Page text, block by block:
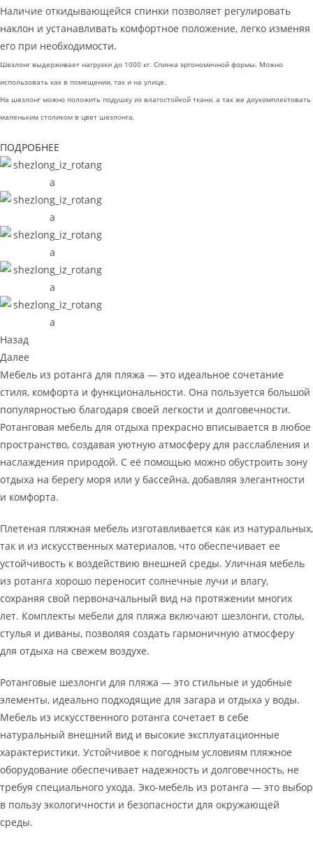
Наличие откидывающейся спинки позволяет регулировать
наклон и устанавливать комфортное положение, легко изменяя
его при необходимости.
Шезлонг выдерживает нагрузки до 1000 кг. Спинка эргономичной формы. Можно
использовать как в помещении, так и на улице.
На шезлонг можно положить подушку из влагостойкой ткани, а так же доукомплектовать
маленьким столиком в цвет шезлонга.
ПОДРОБНЕЕ
Назад
Далее
Мебель из ротанга для пляжа — это идеальное сочетание
стиля, комфорта и функциональности. Она пользуется большой
популярностью благодаря своей легкости и долговечности.
Ротанговая мебель для отдыха прекрасно вписывается в любое
пространство, создавая уютную атмосферу для расслабления и
наслаждения природой. С её помощью можно обустроить зону
отдыха на берегу моря или у бассейна, добавляя элегантности
и комфорта.
Плетеная пляжная мебель изготавливается как из натуральных,
так и из искусственных материалов, что обеспечивает ее
устойчивость к воздействию внешней среды. Уличная мебель
из ротанга хорошо переносит солнечные лучи и влагу,
сохраняя свой первоначальный вид на протяжении многих
лет. Комплекты мебели для пляжа включают шезлонги, столы,
стулья и диваны, позволяя создать гармоничную атмосферу
для отдыха на свежем воздухе.
Ротанговые шезлонги для пляжа — это стильные и удобные
элементы, идеально подходящие для загара и отдыха у воды.
Мебель из искусственного ротанга сочетает в себе
натуральный внешний вид и высокие эксплуатационные
характеристики. Устойчивое к погодным условиям пляжное
оборудование обеспечивает надежность и долговечность, не
требуя специального ухода. Эко-мебель из ротанга — это выбор
в пользу экологичности и безопасности для окружающей
среды.